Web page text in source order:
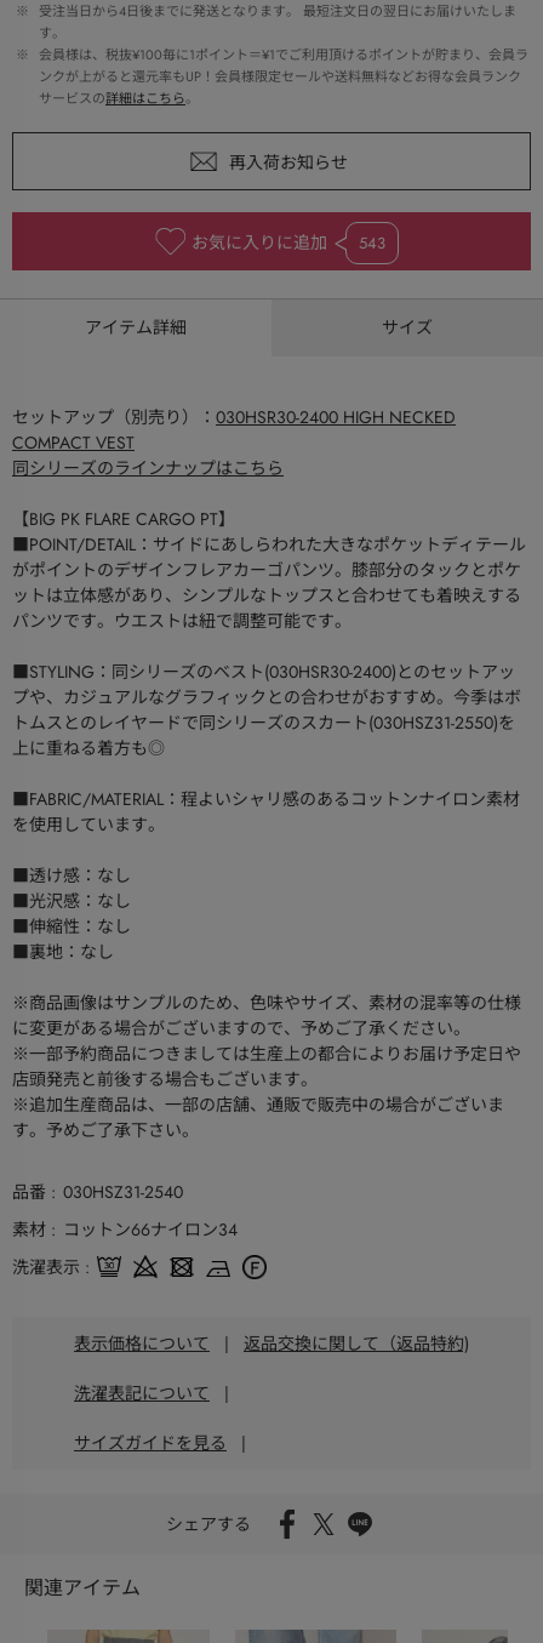
※
受注当日から4日後までに発送となります。 最短注文日の翌日にお届けいたしま
す。
※
会員様は、税抜¥100毎に1ポイント＝¥1でご利用頂けるポイントが貯まり、会員ラ
ンクが上がると還元率もUP！会員様限定セールや送料無料などお得な会員ランク
サービスの詳細はこちら。
お気に入りに追加 543
アイテム詳細 サイズ
セットアップ（別売り）： 030HSR30-2400 HIGH NECKED
COMPACT VEST
同シリーズのラインナップはこちら
【BIG PK FLARE CARGO PT】
■POINT/DETAIL：サイドにあしらわれた大きなポケットディテール
がポイントのデザインフレアカーゴパンツ。膝部分のタックとポケ
ットは立体感があり、シンプルなトップスと合わせても着映えする
パンツです。ウエストは紐で調整可能です。
■STYLING：同シリーズのベスト(030HSR30-2400)とのセットアッ
プや、カジュアルなグラフィックとの合わせがおすすめ。今季はボ
トムスとのレイヤードで同シリーズのスカート(030HSZ31-2550)を
上に重ねる着方も◎
■FABRIC/MATERIAL：程よいシャリ感のあるコットンナイロン素材
を使用しています。
■透け感：なし
■光沢感：なし
■伸縮性：なし
■裏地：なし
※商品画像はサンプルのため、色味やサイズ、素材の混率等の仕様
に変更がある場合がございますので、予めご了承ください。
※一部予約商品につきましては生産上の都合によりお届け予定日や
店頭発売と前後する場合もございます。
※追加生産商品は、一部の店舗、通販で販売中の場合がございま
す。予めご了承下さい。
品番
030HSZ31-2540
素材
コットン66ナイロン34
洗濯表示
表示価格について | 返品交換に関して（返品特約)
洗濯表記について |
サイズガイドを見る |
シェアする
関連アイテム